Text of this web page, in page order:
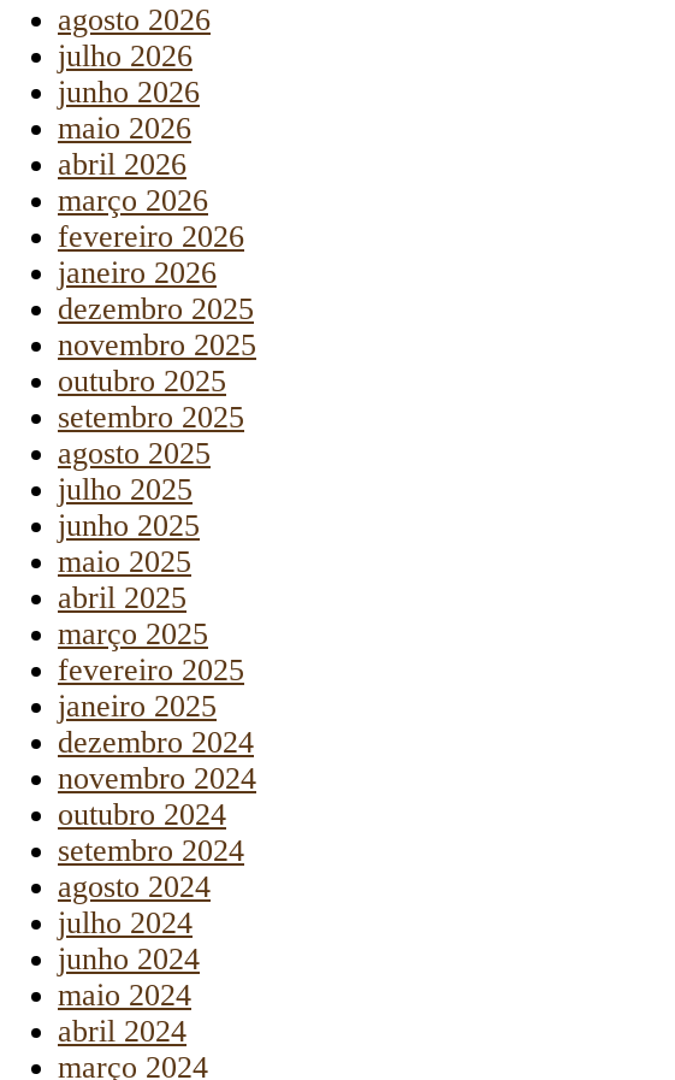
agosto 2026
julho 2026
junho 2026
maio 2026
abril 2026
março 2026
fevereiro 2026
janeiro 2026
dezembro 2025
novembro 2025
outubro 2025
setembro 2025
agosto 2025
julho 2025
junho 2025
maio 2025
abril 2025
março 2025
fevereiro 2025
janeiro 2025
dezembro 2024
novembro 2024
outubro 2024
setembro 2024
agosto 2024
julho 2024
junho 2024
maio 2024
abril 2024
março 2024